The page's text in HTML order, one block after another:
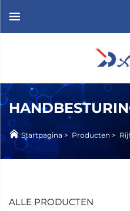
Startpagina > Producten >
ALLE PRODUCTEN